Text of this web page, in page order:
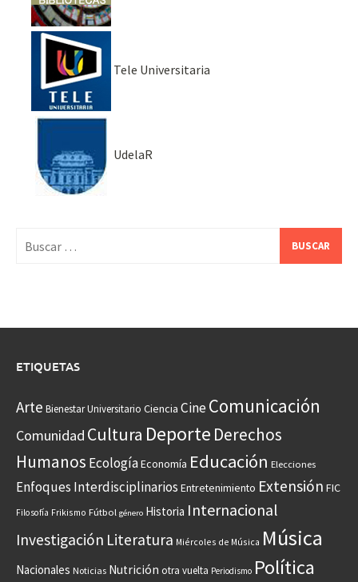
Tele Universitaria
UdelaR
ETIQUETAS
Arte Bienestar Universitario Ciencia CineComunicación
Comunidad Cultura Deporte Derechos
Humanos EcologíaEconomía Educación Elecciones
Enfoques Interdisciplinarios Entretenimiento Extensión FIC
Filosofía Frikismo Fútbol género Historia Internacional
Investigación Literatura Miércoles de Música Música
Nacionales Noticias Nutrición otra vuelta Periodismo Política